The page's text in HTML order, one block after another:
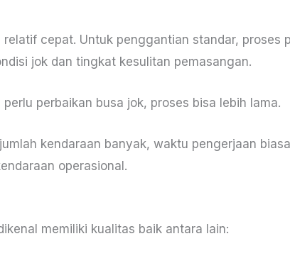
cepat. Untuk penggantian standar, proses
jok dan tingkat kesulitan pemasangan.
perbaikan busa jok, proses bisa lebih lama.
kendaraan banyak, waktu pengerjaan
operasional.
memiliki kualitas baik antara lain: